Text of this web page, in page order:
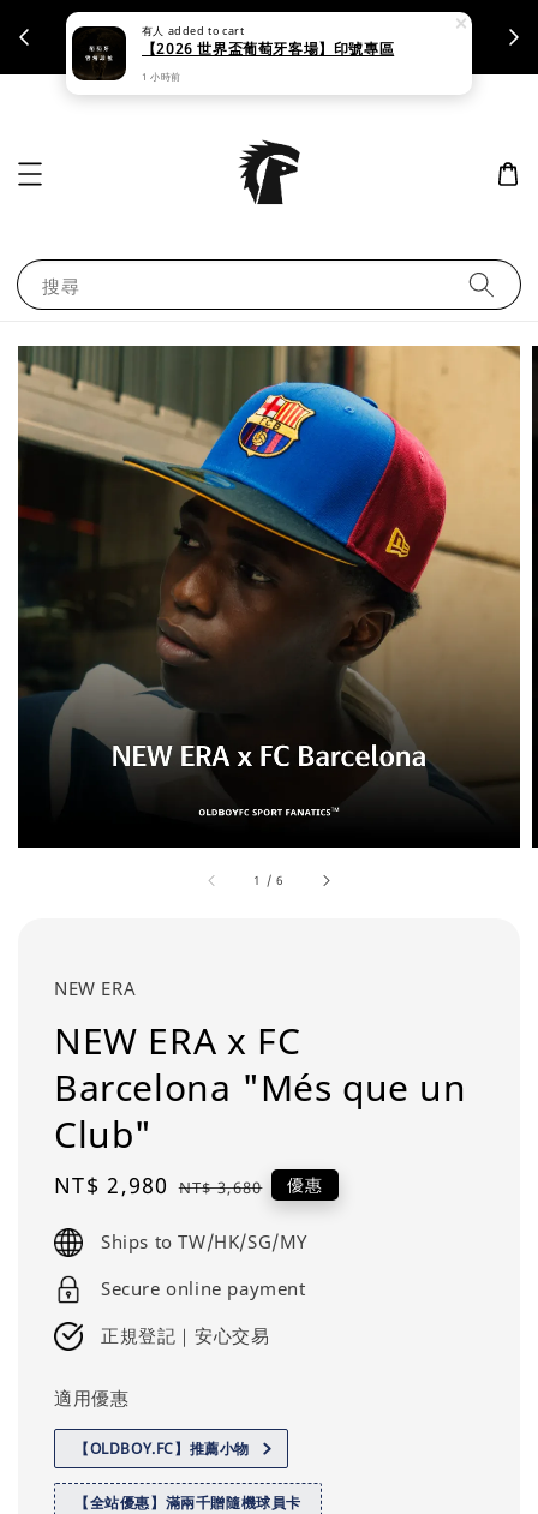
支援刷卡｜皆開立統一發票
搜尋
1 /6
NEW ERA
NEW ERA x FC
Barcelona "Més que un
Club"
Sale
NT$ 2,980 Regular
NT$ 3,680 優惠
Ships to TW/HK/SG/MY
Secure online payment
正規登記｜安心交易
適用優惠
【OLDBOY.FC】推薦小物
【全站優惠】滿兩千贈隨機球員卡
有人 added to cart
【2026 世界盃葡萄牙客場】印號專區
1 小時前